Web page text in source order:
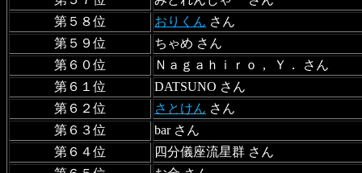
第５８位
おりくん さん
第５９位
ちゃめ さん
第６０位
Ｎａｇａｈｉｒｏ， Ｙ． さん
第６１位
DATSUNO さん
第６２位
さとけん さん
第６３位
bar さん
第６４位
四分儀座流星群 さん